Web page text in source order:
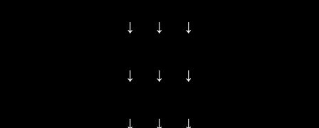
↓ ↓ ↓
↓ ↓ ↓
↓ ↓ ↓